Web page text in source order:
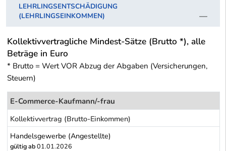
LEHRLINGSENTSCHÄDIGUNG
(LEHRLINGSEINKOMMEN)
Kollektivvertragliche Mindest-Sätze (Brutto *), alle
Beträge in Euro
* Brutto = Wert VOR Abzug der Abgaben (Versicherungen,
Steuern)
E-Commerce-Kaufmann/-frau
Kollektivvertrag (Brutto-Einkommen)
Handelsgewerbe (Angestellte)
gültig ab01.01.2026